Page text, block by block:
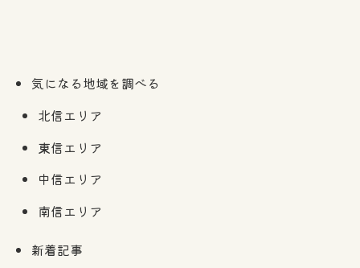
気になる地域を調べる
北信エリア
東信エリア
中信エリア
南信エリア
新着記事